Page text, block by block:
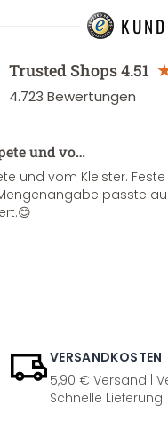
Trusted Shops4.51
4.723 Bewertungen
und vo…
und vom Kleister. Feste
passte
VERSANDKOSTEN
5,90 € Versand |
Schnelle Lieferung